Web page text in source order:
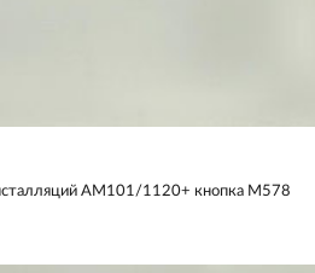
AM101/1120+ кнопка M578